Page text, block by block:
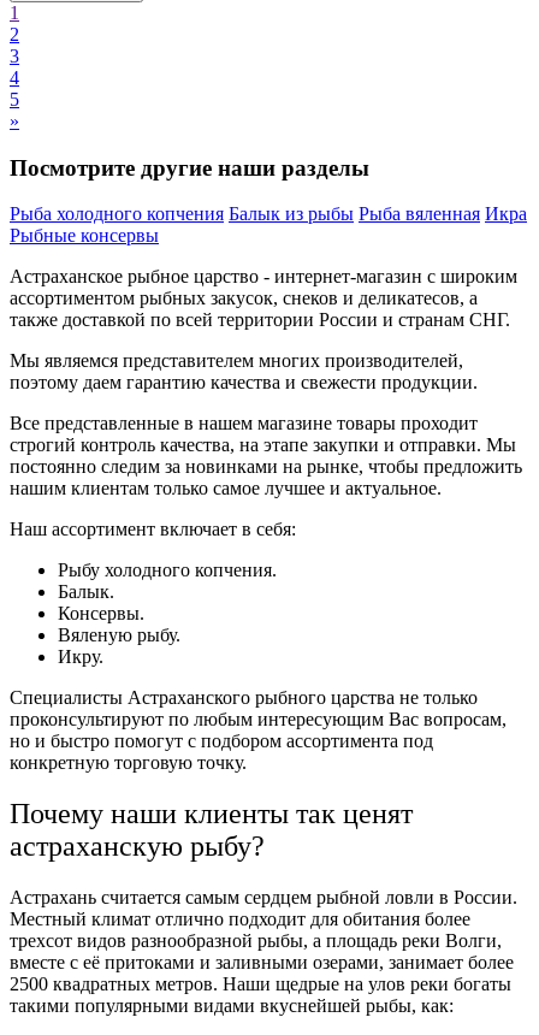
1
2
3
4
5
»
Посмотрите другие наши разделы
Рыба холодного копчения Балык из рыбы Рыба вяленная Икра
Рыбные консервы
Астраханское рыбное царство - интернет-магазин с широким
ассортиментом рыбных закусок, снеков и деликатесов, а
также доставкой по всей территории России и странам СНГ.
Мы являемся представителем многих производителей,
поэтому даем гарантию качества и свежести продукции.
Все представленные в нашем магазине товары проходит
строгий контроль качества, на этапе закупки и отправки. Мы
постоянно следим за новинками на рынке, чтобы предложить
нашим клиентам только самое лучшее и актуальное.
Наш ассортимент включает в себя:
Рыбу холодного копчения.
Балык.
Консервы.
Вяленую рыбу.
Икру.
Специалисты Астраханского рыбного царства не только
проконсультируют по любым интересующим Вас вопросам,
но и быстро помогут с подбором ассортимента под
конкретную торговую точку.
Почему наши клиенты так ценят
астраханскую рыбу?
Астрахань считается самым сердцем рыбной ловли в России.
Местный климат отлично подходит для обитания более
трехсот видов разнообразной рыбы, а площадь реки Волги,
вместе с её притоками и заливными озерами, занимает более
2500 квадратных метров. Наши щедрые на улов реки богаты
такими популярными видами вкуснейшей рыбы, как: